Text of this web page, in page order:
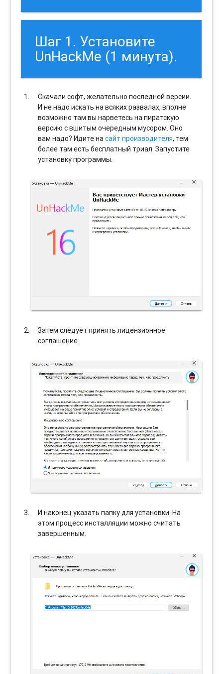
Шаг 1. Установите
UnHackMe (1 минута).
Скачали софт, желательно последней версии.
И не надо искать на всяких развалах, вполне
возможно там вы нарветесь на пиратскую
версию с вшитым очередным мусором. Оно
вам надо? Идите насайт производителя, тем
более там есть бесплатный триал. Запустите
установку программы.
Затем следует принять лицензионное
соглашение.
И наконец указать папку для установки. На
этом процесс инсталляции можно считать
завершенным.